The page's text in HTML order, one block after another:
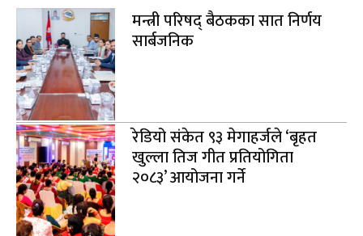
मन्त्री परिषद् बैठकका सात निर्णय
सार्बजनिक
रेडियो संकेत ९३ मेगाहर्जले ‘बृहत
खुल्ला तिज गीत प्रतियोगिता
२०८३’ आयोजना गर्ने